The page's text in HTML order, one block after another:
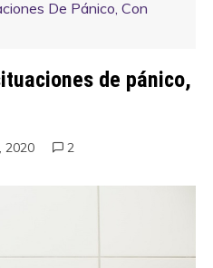
De Pánico, Con
de pánico,
2020 2